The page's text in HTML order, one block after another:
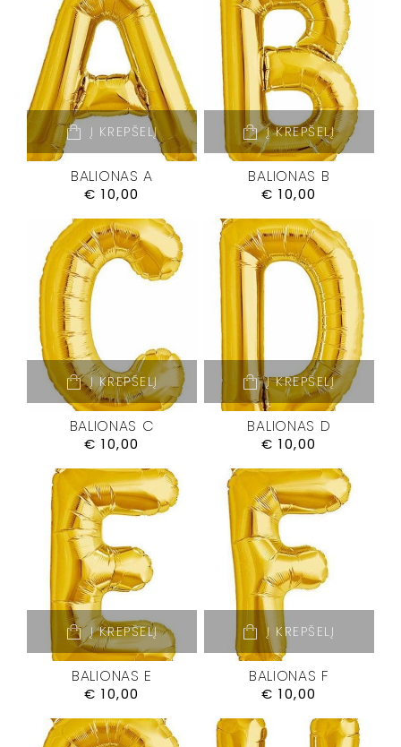
Į KREPŠELĮ
BALIONAS A
€ 10,00
Į KREPŠELĮ
BALIONAS B
€ 10,00
Į KREPŠELĮ
BALIONAS C
€ 10,00
Į KREPŠELĮ
BALIONAS D
€ 10,00
Į KREPŠELĮ
BALIONAS E
€ 10,00
Į KREPŠELĮ
BALIONAS F
€ 10,00